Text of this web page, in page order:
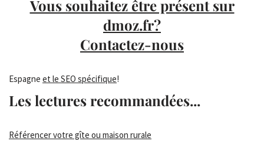
Vous souhaitez être présent sur
dmoz.fr?
Contactez-nous
Espagne et le SEO spécifique!
Les lectures recommandées...
Référencer votre gîte ou maison rurale